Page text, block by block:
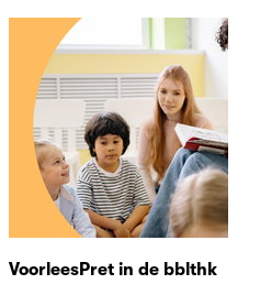
VoorleesPret in de bblthk